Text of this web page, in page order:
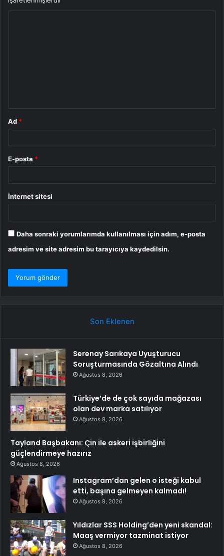
Ad *
E-posta *
İnternet sitesi
Daha sonraki yorumlarımda kullanılması için adım, e-posta
adresim ve site adresim bu tarayıcıya kaydedilsin.
Son Eklenen
Serenay Sarıkaya Uyuşturucu
Soruşturmasında Gözaltına Alındı
Ağustos 8, 2026
Türkiye’de de çok sayıda mağazası
olan dev marka satılıyor
Ağustos 8, 2026
Tayland Başbakanı: Çin ile askeri işbirliğini
güçlendirmeye hazırız
Ağustos 8, 2026
Instagram’dan gelen o isteği kabul
etti, başına gelmeyen kalmadı!
Ağustos 8, 2026
Yıldızlar SSS Holding’den yeni skandal:
Maaş vermiyor tazminat istiyor
Ağustos 8, 2026